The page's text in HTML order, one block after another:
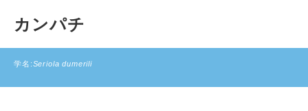
カンパチ
学名:Seriola dumerili